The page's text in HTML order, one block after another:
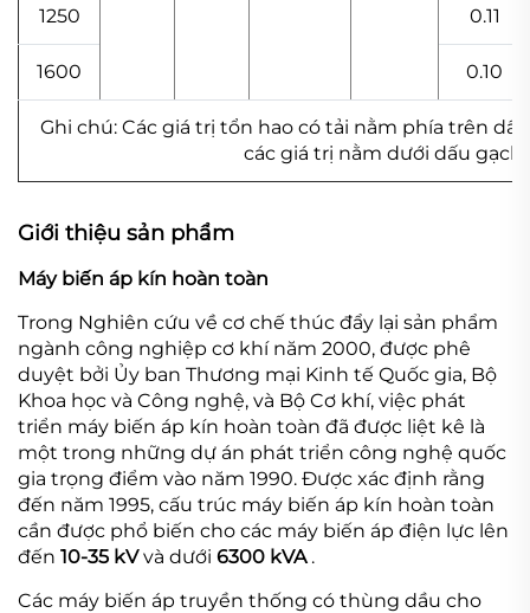
1250 0.11
1600 0.10
Ghi chú: Các giá trị tổn hao có tải nằm phía trên
các giá trị nằm dưới dấu
Giới thiệu sản phẩm
Máy biến áp kín hoàn toàn
Trong Nghiên cứu về cơ chế thúc đẩy lại sản phẩm
ngành công nghiệp cơ khí năm 2000, được phê
duyệt bởi Ủy ban Thương mại Kinh tế Quốc gia, Bộ
Khoa học và Công nghệ, và Bộ Cơ khí, việc phát
triển máy biến áp kín hoàn toàn đã được liệt kê là
một trong những dự án phát triển công nghệ quốc
gia trọng điểm vào năm 1990. Được xác định rằng
đến năm 1995, cấu trúc máy biến áp kín hoàn toàn
cần được phổ biến cho các máy biến áp điện lực lên
đến 10-35 kVvà dưới 6300 kVA .
Các máy biến áp truyền thống có thùng dầu cho